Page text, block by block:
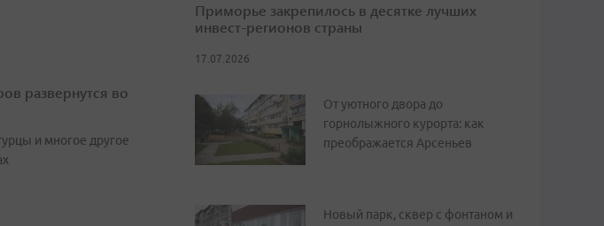
развернутся во
и многое другое
Приморье закрепилось в десятке лучших
инвест-регионов страны
17.07.2026
От уютного двора до
горнолыжного курорта: как
преображается Арсеньев
Новый парк, сквер с фонтаном и